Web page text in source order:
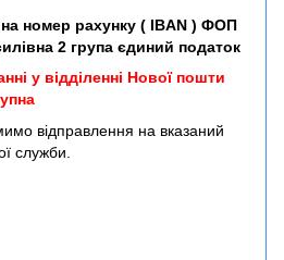
на номер рахунку ( IBAN ) ФОП
2 група єдиний податок
у відділенні Нової пошти
відправлення на вказаний
служби.